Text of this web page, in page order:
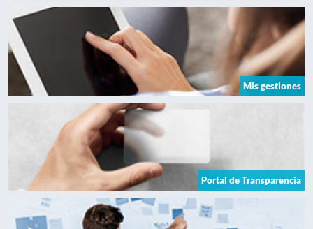
Mis gestiones
Portal de Transparencia